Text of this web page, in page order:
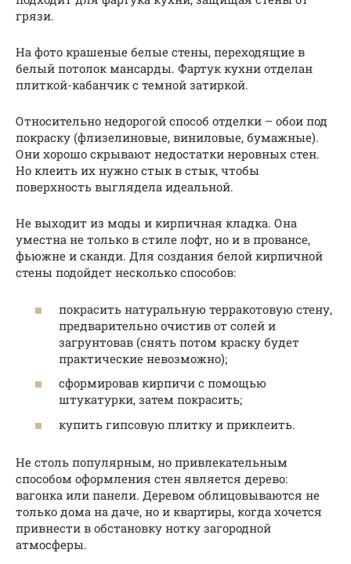
грязи.
На фото крашеные белые стены, переходящие в
белый потолок мансарды. Фартук кухни отделан
плиткой-кабанчик с темной затиркой.
Относительно недорогой способ отделки – обои под
покраску (флизелиновые, виниловые, бумажные).
Они хорошо скрывают недостатки неровных стен.
Но клеить их нужно стык в стык, чтобы
поверхность выглядела идеальной.
Не выходит из моды и кирпичная кладка. Она
уместна не только в стиле лофт, но и в провансе,
фьюжне и сканди. Для создания белой кирпичной
стены подойдет несколько способов:
покрасить натуральную терракотовую стену,
предварительно очистив от солей и
загрунтовав (снять потом краску будет
практические невозможно);
сформировав кирпичи с помощью
штукатурки, затем покрасить;
купить гипсовую плитку и приклеить.
Не столь популярным, но привлекательным
способом оформления стен является дерево:
вагонка или панели. Деревом облицовываются не
только дома на даче, но и квартиры, когда хочется
привнести в обстановку нотку загородной
атмосферы.